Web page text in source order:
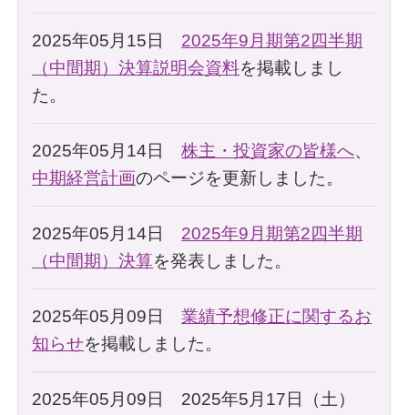
2025年05月15日 2025年9月期第2四半期
（中間期）決算説明会資料を掲載しまし
た。
2025年05月14日株主・投資家の皆様へ、
中期経営計画のページを更新しました。
2025年05月14日 2025年9月期第2四半期
（中間期）決算を発表しました。
2025年05月09日業績予想修正に関するお
知らせを掲載しました。
2025年05月09日 2025年5月17日（土）